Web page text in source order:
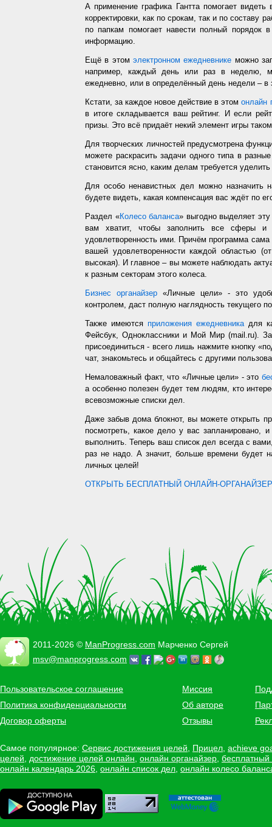
А применение графика Гантта помогает
корректировки, как по срокам, так и по составу
по папкам помогает навести полный порядок
информацию.
Ещё в этомэлектронном ежедневнике можно
например, каждый день или раз в неделю,
ежедневно, или в определённый день недели – в
Кстати, за каждое новое действие в этомонлайн
в итоге складывается ваш рейтинг. И если
призы. Это всё придаёт некий элемент игры
Для творческих личностей предусмотрена
можете раскрасить задачи одного типа в
становится ясно, каким делам требуется
Для особо ненавистных дел можно назначить
будете видеть, какая компенсация вас ждёт по
Раздел «Колесо баланса» выгодно выделяет
вам хватит, чтобы заполнить все сферы и
удовлетворенность ими. Причём программа
вашей удовлетворенности каждой областью
высокая). И главное – вы можете наблюдать
к разным секторам этого колеса.
Бизнес органайзер «Личные цели» - это
контролем, даст полную наглядность текущего
Также имеются приложения ежедневникадля
Фейсбук, Одноклассники и Мой Мир (mail.ru).
присоединиться - всего лишь нажмите кнопку
чат, знакомьтесь и общайтесь с другими
Немаловажный факт, что «Личные цели» - это
а особенно полезен будет тем людям, кто
всевозможные списки дел.
Даже забыв дома блокнот, вы можете открыть
посмотреть, какое дело у вас запланировано,
выполнить. Теперь ваш список дел всегда с
раз не надо. А значит, больше времени будет
личных целей!
ОТКРЫТЬ БЕСПЛАТНЫЙ ОНЛАЙН-
2011-2026 © ManProgress.com Марченко Сергей
msv@manprogress.com
Пользовательское соглашение
Политика конфиденциальности
Договор оферты
Миссия
Об авторе
Отзывы
Самое популярное: Сервис достижения целей Прицел achieve
целей
достижение целей онлайн онлайн органайзер
онлайн календарь 2026 онлайн список дел онлайн колесо